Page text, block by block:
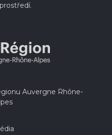
Auvergne Rhône-